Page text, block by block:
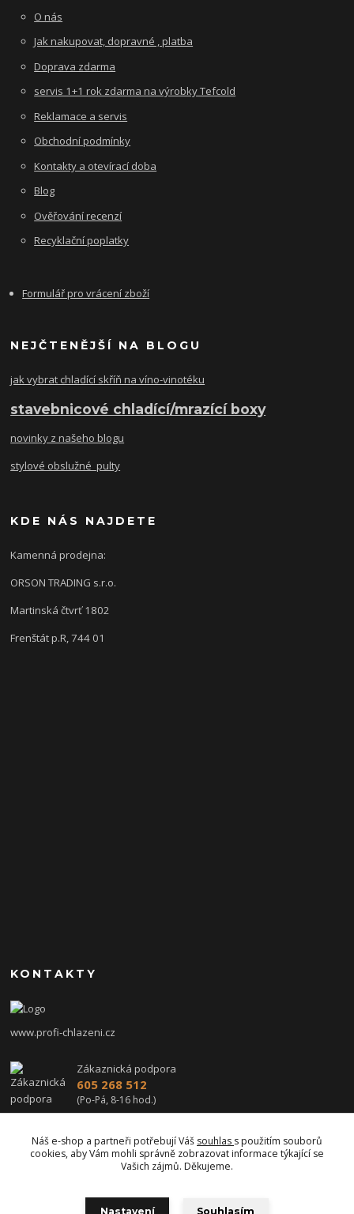
O nás
Jak nakupovat, dopravné , platba
Doprava zdarma
servis 1+1 rok zdarma na výrobky Tefcold
Reklamace a servis
Obchodní podmínky
Kontakty a otevírací doba
Blog
Ověřování recenzí
Recyklační poplatky
Formulář pro vrácení zboží
NEJČTENĚJŠÍ NA BLOGU
jak vybrat chladící skříň na víno-vinotéku
stavebnicové chladící/mrazící boxy
novinky z našeho blogu
stylové obslužné pulty
KDE NÁS NAJDETE
Kamenná prodejna:
ORSON TRADING s.r.o.
Martinská čtvrť 1802
Frenštát p.R, 744 01
KONTAKTY
www.profi-chlazeni.cz
Zákaznická podpora
605 268 512
(Po-Pá, 8-16 hod.)
Náš e-shop a partneři potřebují Váš souhlas s použitím souborů
cookies, aby Vám mohli správně zobrazovat informace týkající se
Vašich zájmů. Děkujeme.
Nastavení Souhlasím